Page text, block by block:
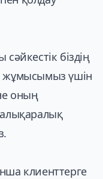
біздің
жұмысымыз үшін
оның
клиенттерге